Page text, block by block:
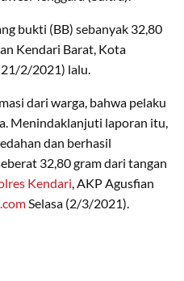
bukti (BB) sebanyak 32,80
Kendari Barat, Kota
2/2021) lalu.
dari warga, bahwa pelaku
Menindaklanjuti laporan itu,
dan berhasil
32,80 gram dari tangan
Kendari, AKP Agusfian
Selasa (2/3/2021).